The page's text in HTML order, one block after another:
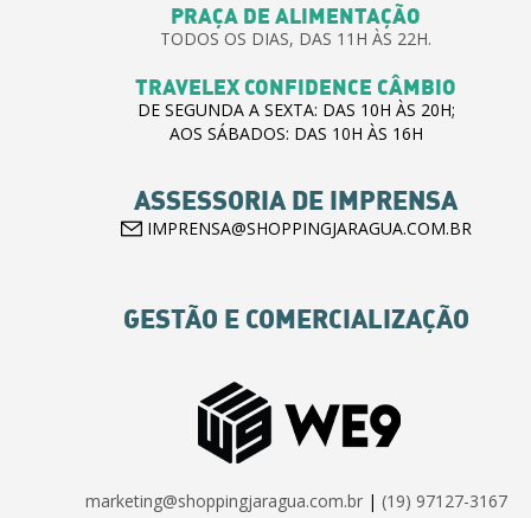
PRAÇA DE ALIMENTAÇÃO
TODOS OS DIAS, DAS 11H ÀS 22H.
TRAVELEX CONFIDENCE CÂMBIO
DE SEGUNDA A SEXTA: DAS 10H ÀS 20H;
AOS SÁBADOS: DAS 10H ÀS 16H
ASSESSORIA DE IMPRENSA
IMPRENSA@SHOPPINGJARAGUA.COM.BR
GESTÃO E COMERCIALIZAÇÃO
marketing@shoppingjaragua.com.br | (19) 97127-3167